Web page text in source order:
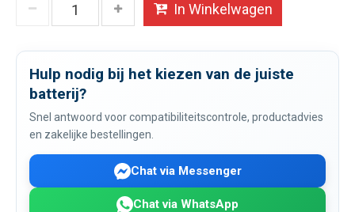
In Winkelwagen
Hulp nodig bij het kiezen van de juiste
batterij?
Snel antwoord voor compatibiliteitscontrole, productadvies
en zakelijke bestellingen.
Chat via Messenger
Chat via WhatsApp